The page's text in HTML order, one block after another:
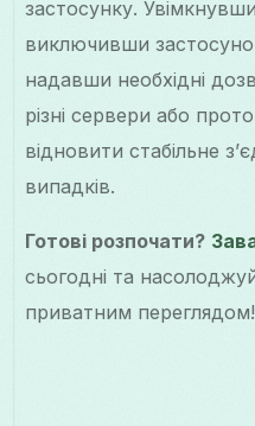
застосунку.
виключивши
надавши необхідні
різні сервери або
відновити стабільне
випадків.
Готові розпочати?
сьогодні та
приватним переглядом!